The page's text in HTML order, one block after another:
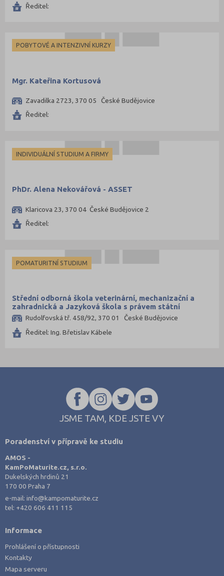
Ředitel:
POBYTOVÉ A INTENZIVNÍ KURZY
Mgr. Kateřina Kortusová
Zavadilka 2723, 370 05 České Budějovice
Ředitel:
INDIVIDUÁLNÍ STUDIUM A FIRMY
PhDr. Alena Nekovářová - ASSET
Klaricova 23, 370 04 České Budějovice 2
Ředitel:
POMATURITNÍ STUDIUM
Střední odborná škola veterinární, mechanizační a
zahradnická a Jazyková škola s právem státní
jazykové zkoušky, České Budějovice, Rudolfovská 92
Rudolfovská tř. 458/92, 370 01 České Budějovice
Ředitel: Ing. Břetislav Kábele
JSME TAM, KDE JSTE VY
Poradenství v přípravě ke studiu
AMOS -
KamPoMaturite.cz, s.r.o.
Dukelských hrdinů 21
170 00 Praha 7
e-mail:info@kampomaturite.cz
tel: +420 606 411 115
Informace
Prohlášení o přístupnosti
Kontakty
Mapa serveru